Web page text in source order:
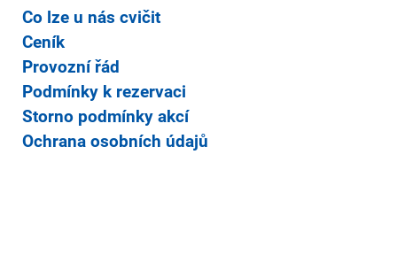
Co lze u nás cvičit
Ceník
Provozní řád
Podmínky k rezervaci
Storno podmínky akcí
Ochrana osobních údajů